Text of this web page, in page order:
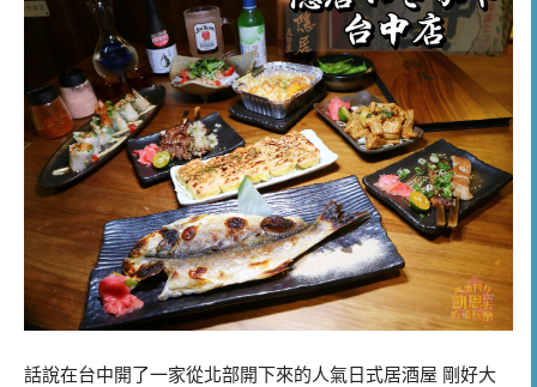
話說在台中開了一家從北部開下來的人氣日式居酒屋 剛好大